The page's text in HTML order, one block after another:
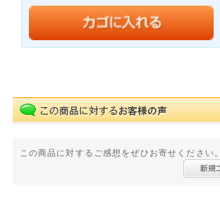
この商品に対するご感想をぜひお寄せください。